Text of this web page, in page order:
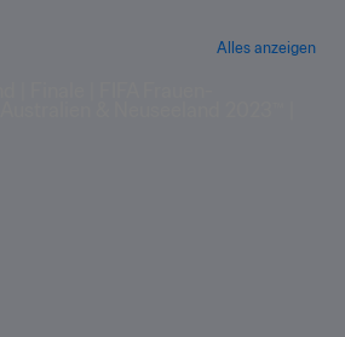
Alles anzeigen